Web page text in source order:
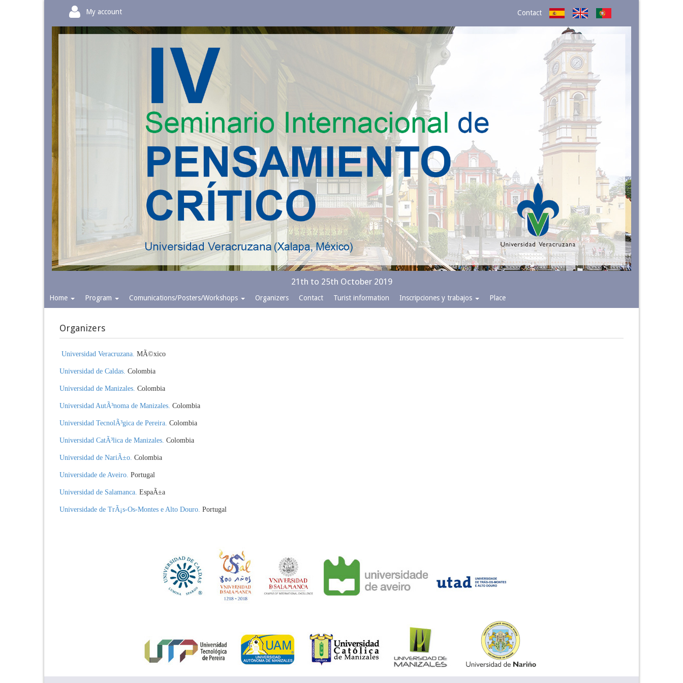
My account Contact
21th to 25th October 2019
Home Program Comunications/Posters/Workshops Organizers Contact Turist information Inscripciones y trabajos Place
Organizers
Universidad Veracruzana. MÃ©xico
Universidad de Caldas. Colombia
Universidad de Manizales. Colombia
Universidad AutÃ³noma de Manizales. Colombia
Universidad TecnolÃ³gica de Pereira. Colombia
Universidad CatÃ³lica de Manizales. Colombia
Universidad de NariÃ±o. Colombia
Universidade de Aveiro. Portugal
Universidad de Salamanca. EspaÃ±a
Universidade de TrÃ¡s-Os-Montes e Alto Douro. Portugal